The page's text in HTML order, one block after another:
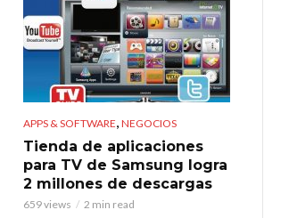
APPS & SOFTWARE, NEGOCIOS
Tienda de aplicaciones
para TV de Samsung logra
2 millones de descargas
659 views 2 min read